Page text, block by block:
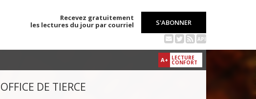
Recevez gratuitement
les lectures du jour par courriel
S'ABONNER
API
A+ LECTURE
CONFORT
OFFICE DE TIERCE